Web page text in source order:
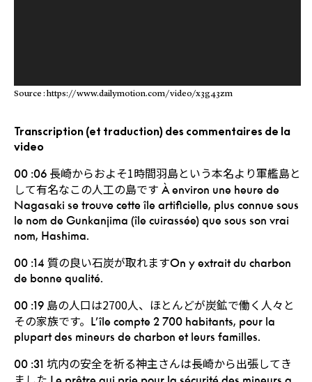
Source : https://www.dailymotion.com/video/x3g43zm
Transcription (et traduction) des commentaires de la
video
00 :06 長崎からおよそ1時間羽島という本名より軍艦島と
して有名なこの人工の島です À environ une heure de
Nagasaki se trouve cette île artificielle, plus connue sous
le nom de Gunkanjima (île cuirassée) que sous son vrai
nom, Hashima.
00 :14 質の良い石炭が取れますOn y extrait du charbon
de bonne qualité.
00 :19 島の人口は2700人、ほとんどが炭鉱で働く人々と
その家族です。 L’île compte 2 700 habitants, pour la
plupart des mineurs de charbon et leurs familles.
00 :31 坑内の安全を祈る神主さんは長崎から出張してき